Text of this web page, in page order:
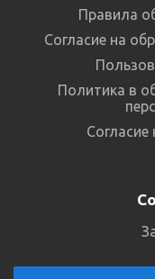
Правила
Согласие на
Политика в